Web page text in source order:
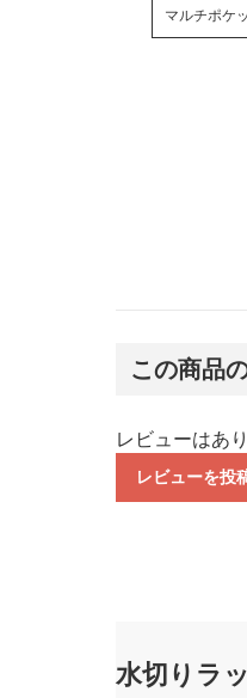
マルチポケ
この商品
レビューはあ
レビューを投
水切りラ